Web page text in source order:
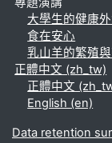
大學生的健康
食在安心
乳山羊的繁殖
正體中文 ‎(zh_tw)‎
正體中文
English ‎(en)‎
Data retention